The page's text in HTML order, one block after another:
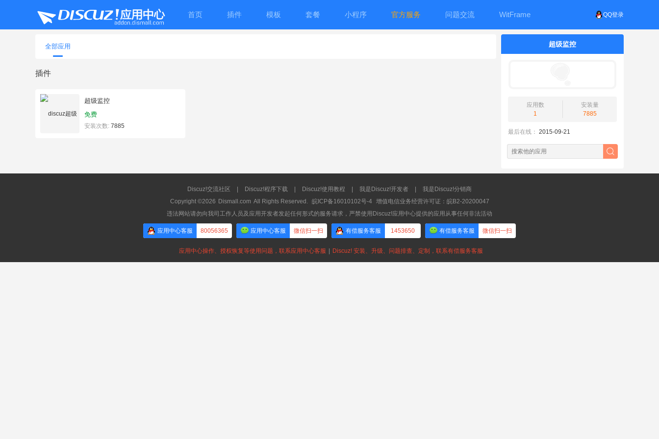
QQ登录
首页 插件 模板 套餐 小程序 官方服务 问题交流 WitFrame
超级监控
应用数
1
安装量
7885
最后在线： 2015-09-21
全部应用
插件
超级监控
免费
安装次数: 7885
Discuz!交流社区 Discuz!程序下载 Discuz!使用教程 我是Discuz!开发者
我是Discuz!分销商
Copyright ©2026 Dismall.com All Rights Reserved. 皖ICP备16010102号-4
增值电信业务经营许可证：皖B2-20200047
违法网站请勿向我司工作人员及应用开发者发起任何形式的服务请求，严禁使用Discuz!应用中心提供的应用从事任何非法活动
应用中心客服 80056365 应用中心客服 微信扫一扫 有偿服务客服 1453650 有偿服务客服 微信扫一扫
应用中心操作、授权恢复等使用问题，联系应用中心客服 Discuz! 安装、升级、问题排查、定制，联系有偿服务客服